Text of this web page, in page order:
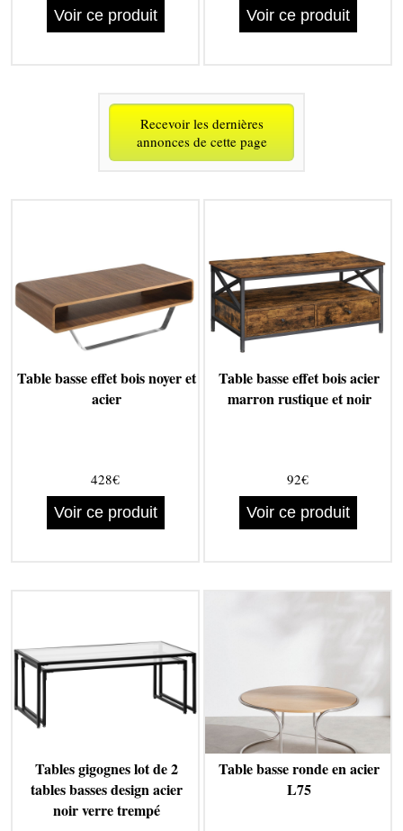
Voir ce produit
Voir ce produit
Recevoir les dernières
annonces de cette page
Table basse effet bois noyer et
acier
428€
Voir ce produit
Table basse effet bois acier
marron rustique et noir
92€
Voir ce produit
Tables gigognes lot de 2
tables basses design acier
noir verre trempé
Table basse ronde en acier
L75